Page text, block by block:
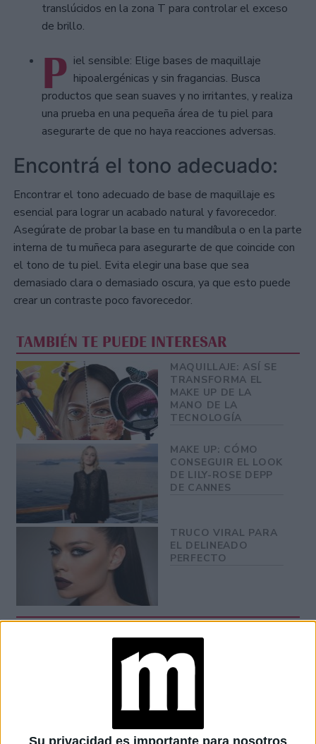
translúcidos en la zona T para controlar el exceso
de brillo.
P iel sensible: Elige bases de maquillaje
hipoalergénicas y sin fragancias. Busca
productos que sean suaves y no irritantes, y realiza
una prueba en una pequeña área de tu piel para
asegurarte de que no haya reacciones adversas.
Encontrá el tono adecuado:
Encontrar el tono adecuado de base de maquillaje es
esencial para lograr un acabado natural y favorecedor.
Asegúrate de probar la base en tu mandíbula o en la parte
interna de tu muñeca para asegurarte de que coincide con
el tono de tu piel. Evita elegir una base que sea
demasiado clara o demasiado oscura, ya que esto puede
crear un contraste poco favorecedor.
TAMBIÉN TE PUEDE INTERESAR
MAQUILLAJE: ASÍ SE
TRANSFORMA EL
MAKE UP DE LA
MANO DE LA
TECNOLOGÍA
MAKE UP: CÓMO
CONSEGUIR EL LOOK
DE LILY-ROSE DEPP
DE CANNES
TRUCO VIRAL PARA
EL DELINEADO
PERFECTO
Además, ten en cuenta que el tono de tu piel puede
cambiar ligeramente según la temporada, por lo que es
invierno y otro para el verano, y mezclarlos según sea